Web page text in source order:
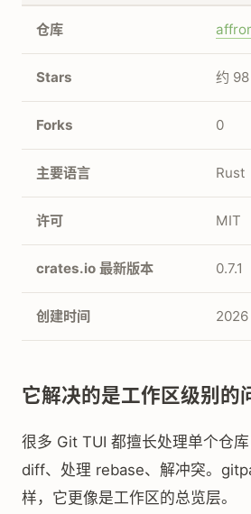
仓库
Stars 约 98
Forks 0
主要语言 Rust
许可 MIT
crates.io 最新版本 0.7.1
创建时间 2026
它解决的是工作区级别的
很多 Git TUI 都擅长处理单个仓
diff、处理 rebase、解冲突。
样，它更像是工作区的总览层。